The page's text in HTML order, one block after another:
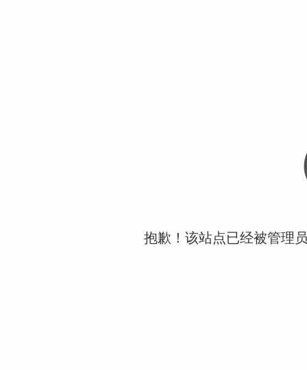
抱歉！该站点已经被管理